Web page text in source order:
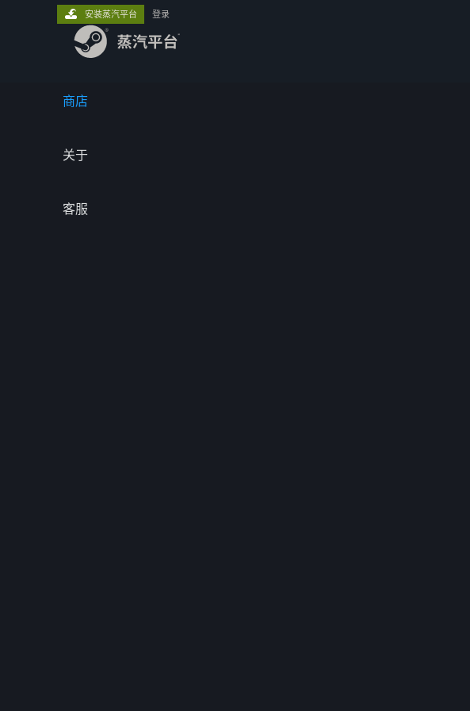
商店
关于
客服
安装蒸汽平台 登录